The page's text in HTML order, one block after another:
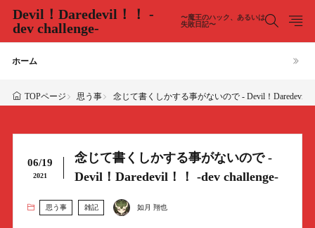
Devil！Daredevil！！ -
dev challenge-
〜魔王のハック、あるいは
失敗日記〜
ホーム
TOPページ 思う事 念じて書くしかする事がないので - Devil！Daredevil！
06/19
2021
念じて書くしかする事がないので -
Devil！Daredevil！！ -dev challenge-
思う事 雑記 如月 翔也